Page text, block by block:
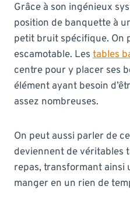
Grâce à son ingénieux
position de banquette à
petit bruit spécifique. On
escamotable. Les tables
centre pour y placer ses
élément ayant besoin
assez nombreuses.
On peut aussi parler de
deviennent de véritables
repas, transformant ainsi
manger en un rien de